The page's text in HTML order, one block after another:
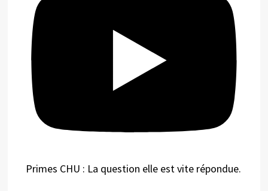
Primes CHU : La question elle est vite répondue.